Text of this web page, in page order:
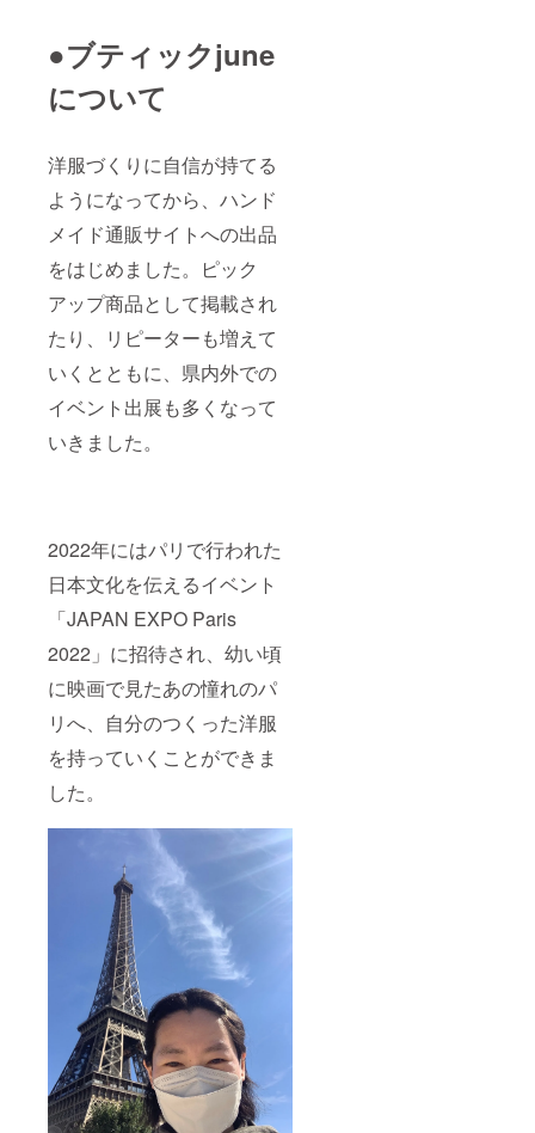
●ブティックjune
について
洋服づくりに自信が持てる
ようになってから、ハンド
メイド通販サイトへの出品
をはじめました。ピック
アップ商品として掲載され
たり、リピーターも増えて
いくとともに、県内外での
イベント出展も多くなって
いきました。
2022年にはパリで行われた
日本文化を伝えるイベント
「JAPAN EXPO Paris
2022」に招待され、幼い頃
に映画で見たあの憧れのパ
リへ、自分のつくった洋服
を持っていくことができま
した。